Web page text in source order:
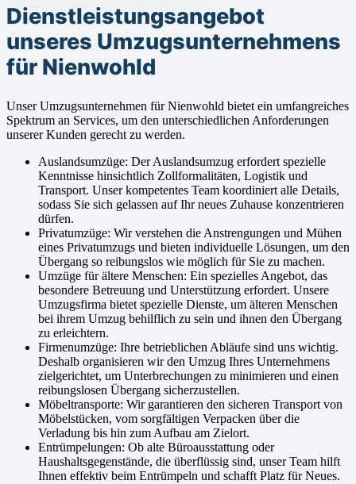
Dienstleistungsangebot
unseres Umzugsunternehmens
für Nienwohld
Unser Umzugsunternehmen für Nienwohld bietet ein umfangreiches
Spektrum an Services, um den unterschiedlichen Anforderungen
unserer Kunden gerecht zu werden.
Auslandsumzüge: Der Auslandsumzug erfordert spezielle
Kenntnisse hinsichtlich Zollformalitäten, Logistik und
Transport. Unser kompetentes Team koordiniert alle Details,
sodass Sie sich gelassen auf Ihr neues Zuhause konzentrieren
dürfen.
Privatumzüge: Wir verstehen die Anstrengungen und Mühen
eines Privatumzugs und bieten individuelle Lösungen, um den
Übergang so reibungslos wie möglich für Sie zu machen.
Umzüge für ältere Menschen: Ein spezielles Angebot, das
besondere Betreuung und Unterstützung erfordert. Unsere
Umzugsfirma bietet spezielle Dienste, um älteren Menschen
bei ihrem Umzug behilflich zu sein und ihnen den Übergang
zu erleichtern.
Firmenumzüge: Ihre betrieblichen Abläufe sind uns wichtig.
Deshalb organisieren wir den Umzug Ihres Unternehmens
zielgerichtet, um Unterbrechungen zu minimieren und einen
reibungslosen Übergang sicherzustellen.
Möbeltransporte: Wir garantieren den sicheren Transport von
Möbelstücken, vom sorgfältigen Verpacken über die
Verladung bis hin zum Aufbau am Zielort.
Entrümpelungen: Ob alte Büroausstattung oder
Haushaltsgegenstände, die überflüssig sind, unser Team hilft
Ihnen effektiv beim Entrümpeln und schafft Platz für Neues.